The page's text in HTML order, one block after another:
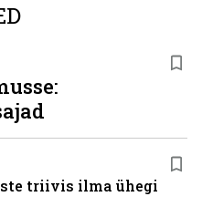
triivis ilma ühegi